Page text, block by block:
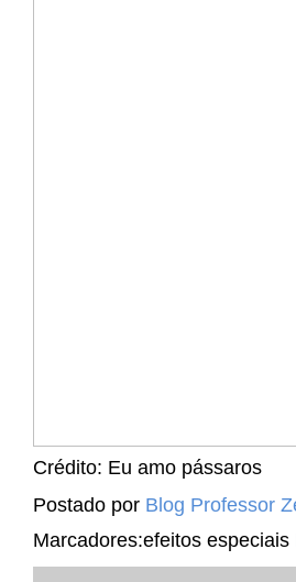
Crédito: Eu amo pássaros
Postado por Blog Professor
Marcadores:efeitos especiais